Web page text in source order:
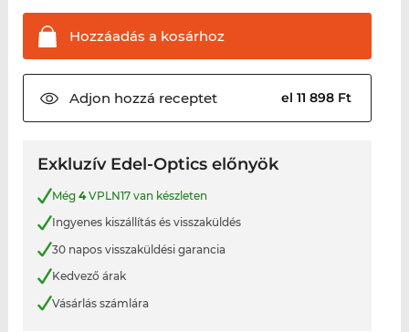
Hozzáadás a kosárhoz
Adjon hozzá receptet el 11 898 Ft
Exkluzív Edel-Optics előnyök
Még 4VPLN17 van készleten
Ingyenes kiszállítás és visszaküldés
30 napos visszaküldési garancia
Kedvező árak
Vásárlás számlára